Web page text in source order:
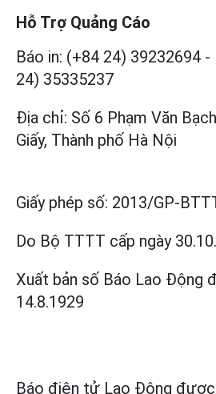
Hỗ Trợ Quảng Cáo
Báo in: (+84 24) 39232694 -
24) 35335237
Địa chỉ: Số 6 Phạm Văn
Giấy, Thành phố Hà Nội
Giấy phép số: 2013/GP-
Do Bộ TTTT cấp ngày
Xuất bản số Báo Lao Động
14.8.1929
Báo điện tử Lao Động